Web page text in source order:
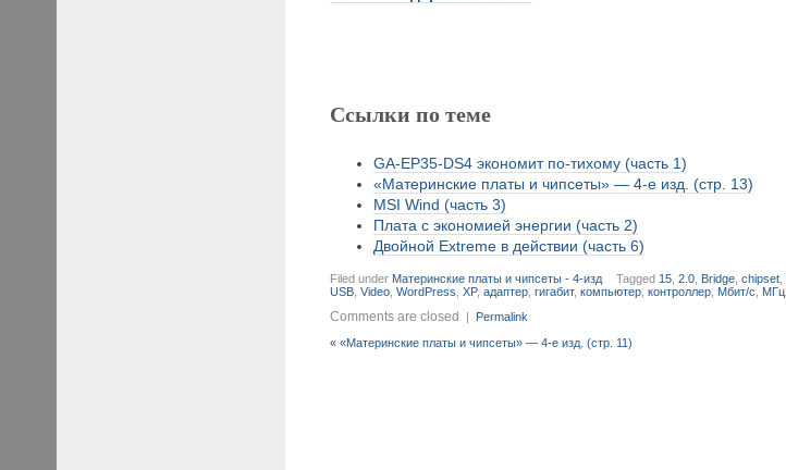
Ссылки по теме
GA-EP35-DS4 экономит по-тихому (часть 1)
«Материнские платы и чипсеты» — 4-е изд. (стр. 13)
MSI Wind (часть 3)
Плата с экономией энергии (часть 2)
Двойной Extreme в действии (часть 6)
Filed under Материнские платы и чипсеты - 4-изд Tagged 15 ,2.0 Bridge ,chipset
USB ,Video ,WordPress ,XP,адаптер ,гигабит,компьютер ,контроллер Мбит/с МГц
Comments are closed | Permalink
««Материнские платы и чипсеты» — 4-е изд. (стр. 11)